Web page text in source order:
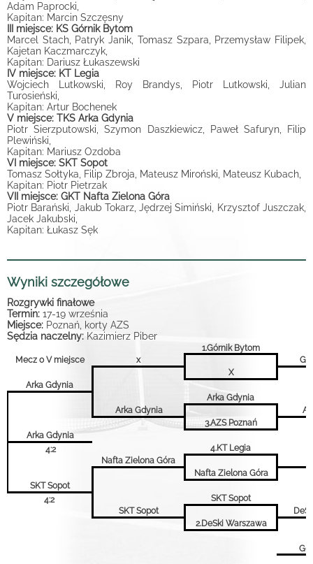
Adam Paprocki,
Kapitan: Marcin Szczęsny
III miejsce: KS Górnik Bytom
Marcel Stach, Patryk Janik, Tomasz Szpara, Przemysław Filipek,
Kajetan Kaczmarczyk,
Kapitan: Dariusz Łukaszewski
IV miejsce: KT Legia
Wojciech Lutkowski, Roy Brandys, Piotr Lutkowski, Julian
Turosieński,
Kapitan: Artur Bochenek
V miejsce: TKS Arka Gdynia
Piotr Sierzputowski, Szymon Daszkiewicz, Paweł Safuryn, Filip
Plewiński,
Kapitan: Mariusz Ozdoba
VI miejsce: SKT Sopot
Tomasz Sołtyka, Filip Zbroja, Mateusz Miroński, Mateusz Kubach,
Kapitan: Piotr Pietrzak
VII miejsce: GKT Nafta Zielona Góra
Piotr Barański, Jakub Tokarz, Jędrzej Simiński, Krzysztof Juszczak,
Jacek Jakubski,
Kapitan: Łukasz Sęk
Wyniki szczegółowe
Rozgrywki finałowe
Termin: 17-19 września
Miejsce: Poznań, korty AZS
Sędzia naczelny: Kazimierz Piber
1.Górnik Bytom
Mecz o V miejsce
x
X
Arka Gdynia
Arka Gdynia
Arka Gdynia
3.AZS Poznań
Arka Gdynia
4:2
4.KT Legia
Nafta Zielona Góra
Nafta Zielona Góra
SKT Sopot
4:2
SKT Sopot
SKT Sopot
2.DeSki Warszawa